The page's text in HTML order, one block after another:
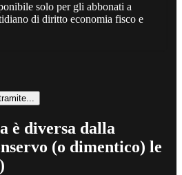
solo per gli abbonati a
di diritto economia fisco e
è diversa dalla
(o dimentico) le